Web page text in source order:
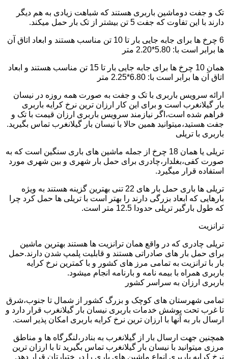
تک و جفت دوماشین باربری هستند که شباهت زیادی به هم دیگر
دارند با این تفاوت که جفت 5 تن بیشتر از تک بار حمل میکند.
6 چرخ ها برای جابه جایی بار تا 10 تن مناسب هستند و ابعاد اتاق آن
ها برابر است با: 5.80*2.20 متر
همان 10 چرخ ها برای جابه جایی بار تا 15 تن مناسب هستند و ابعاد
اتاق آن ها برابر است با: 6.80*2.25 متر
ارائه سرویس باربری با تک و جفت به صورت همه روزه در نیسان
بار گیلانغرب است و برای این کار ارزان ترین نرخ کرایه باربری
فراهم شده است،اگر نیازمند سرویس باربری ارزان قیمت با تک و
جفت هستید،میتوانید همین حالا با نیسان بار گیلانغرب تماس بگیرید.
باربری با تریلی
تریلی یا همان 18 چرخ از جمله ماشین های باری سنگین است که به
صورت کفی،بغلدار،چادری برای حمل بار شهری و بین شهری مورد
استفاده قرار میگیرد.
تریلی ها باری حمل بار های 22 تنی بهترین گزینه هستند به ویژه
بارهایی که ابعاد بزرگی دارند را بهتر است با تریلی ها حمل کرد چرا
که طول بارگیر تریلی حدودا 12.5 متر است.
ترانزیت
تریلی چادری که در واقع همان ترانزیت ها هستند بهترین ماشین
برای حمل بار های صادراتی هستند و قابلیت پلمپ شدن دارند.حمل
بار با ترانزیت به تمامی مرز های کشور و با کمترین نرخ کرایه
باربری همراه با بیمه نامه و بارنامه انجام میشود.
باربری ارزان به سراسر کشور
تمامی شهرستان های کوچک و بزرگ کشور از شمال تا جنوب،شرق
تا غرب تحت پوشش خدمات باربری نیسان بار گیلانغرب قرار دارد و
ارسال بار به آنها با ارزان ترین نرخ کرایه باربری امکان پذیر است.
همچنین جهت ارسال بار از گیلانغرب به بنادر،لنگرگاه ها و مناطق
مرزی میتوانید با نیسان بار گیلانغرب تماس بگیرید تا با ارزان ترین
نرخ کرایه باربری انواع ماشین های باری را در ختیارتان قرار دهد.